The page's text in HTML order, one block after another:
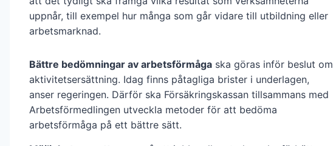
uppnår, till exempel hur många som går vidare till utbildning eller
arbetsmarknad.
Bättre bedömningar av arbetsförmåga ska göras inför beslut om
aktivitetsersättning. Idag finns påtagliga brister i underlagen,
anser regeringen. Därför ska Försäkringskassan tillsammans med
Arbetsförmedlingen utveckla metoder för att bedöma
arbetsförmåga på ett bättre sätt.